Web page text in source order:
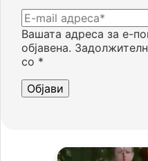
Вашата адреса за е-
објавена.
со *